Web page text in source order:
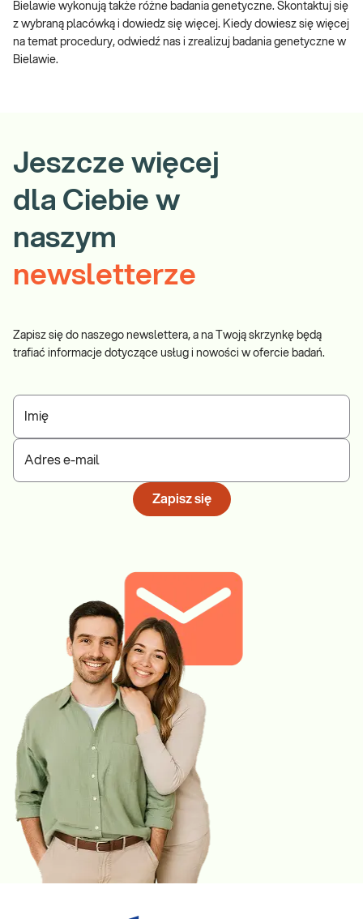
Bielawie wykonują także różne badania genetyczne. Skontaktuj się
z wybraną placówką i dowiedz się więcej. Kiedy dowiesz się więcej
na temat procedury, odwiedź nas i zrealizuj badania genetyczne w
Bielawie.
Jeszcze więcej
dla Ciebie w
naszym
newsletterze
Zapisz się do naszego newslettera, a na Twoją skrzynkę będą
trafiać informacje dotyczące usług i nowości w ofercie badań.
Imię
Adres e-mail
Zapisz się